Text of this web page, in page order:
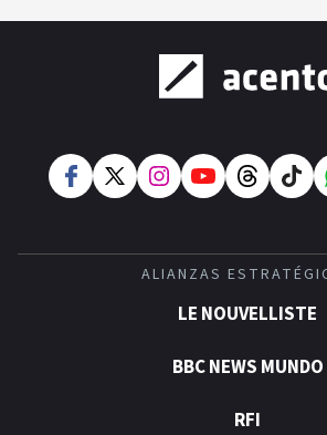
ALIANZAS
LE NOUVELLISTE
BBC NEWS MUNDO
RFI